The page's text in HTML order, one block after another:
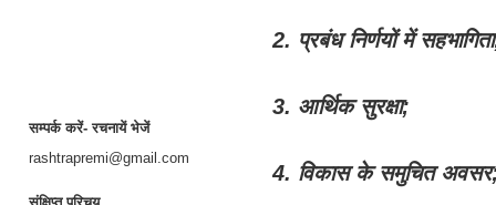
सम्पर्क करें- रचनायें भेजें
rashtrapremi@gmail.com
2. प्रबंध निर्णयों में
3. आर्थिक सुरक्षा;
4. विकास के समुचित